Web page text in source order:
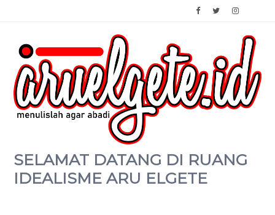
SELAMAT DATANG DI RUANG
IDEALISME ARU ELGETE